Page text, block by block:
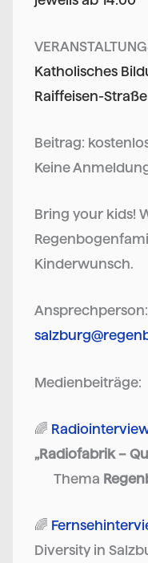
Katholisches
Raiffeisen-
Beitrag:
Keine
Bring your kids!
Kinderwunsch.
Medienbeiträge:
🌈
„Radiofabrik –
Thema
🌈
Diversity in